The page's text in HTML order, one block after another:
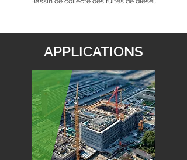
APPLICATIONS